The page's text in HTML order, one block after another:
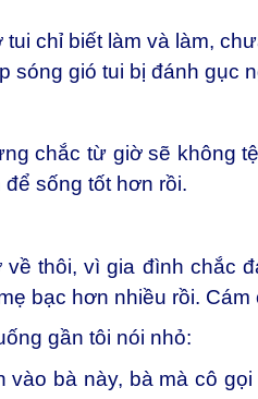
chỉ biết làm và làm,
sóng gió tui bị đánh gục
chắc từ giờ sẽ không
sống tốt hơn rồi.
về thôi, vì gia đình chắc
bạc hơn nhiều rồi. Cám
gần tôi nói nhỏ:
vào bà này, bà mà cô